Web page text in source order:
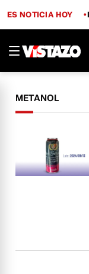
ES NOTICIA HOY
METANOL